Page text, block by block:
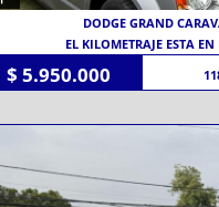
DODGE GRAND
EL KILOMETRAJE ESTA
$ 5.950.000